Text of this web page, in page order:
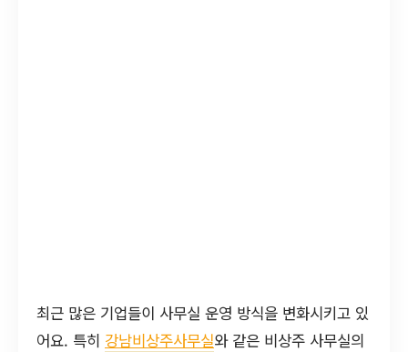
최근 많은 기업들이 사무실 운영 방식을 변화시키고 있
어요. 특히 강남비상주사무실와 같은 비상주 사무실의